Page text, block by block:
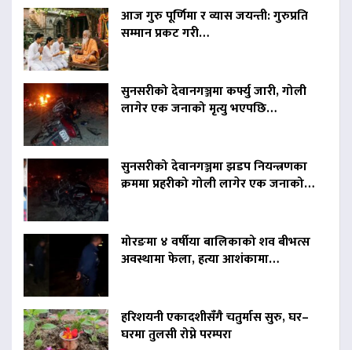
आज गुरु पूर्णिमा र व्यास जयन्ती: गुरुप्रति
सम्मान प्रकट गरी…
सुनसरीको देवानगञ्जमा कर्फ्यु जारी, गोली
लागेर एक जनाको मृत्यु भएपछि…
सुनसरीको देवानगञ्जमा झडप नियन्त्रणका
क्रममा प्रहरीको गोली लागेर एक जनाको…
मोरङमा ४ वर्षीया बालिकाको शव बीभत्स
अवस्थामा फेला, हत्या आशंकामा…
हरिशयनी एकादशीसँगै चतुर्मास सुरु, घर–
घरमा तुलसी रोप्ने परम्परा